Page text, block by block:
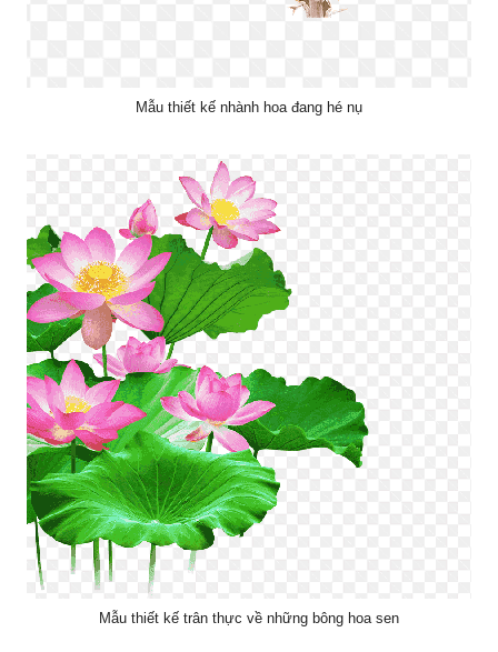
Mẫu thiết kế nhành hoa đang hé nụ
Mẫu thiết kế trân thực về những bông hoa sen